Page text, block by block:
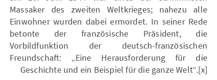
Massaker des zweiten Weltkrieges; nahezu alle
Einwohner wurden dabei ermordet. In seiner Rede
betonte der französische Präsident, die
Vorbildfunktion der deutsch-französischen
Freundschaft: „Eine Herausforderung für die
Geschichte und ein Beispiel für die ganze Welt“.[x]